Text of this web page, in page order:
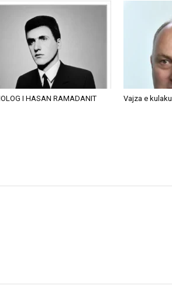
I HASAN RAMADANIT Vajza e kulaku